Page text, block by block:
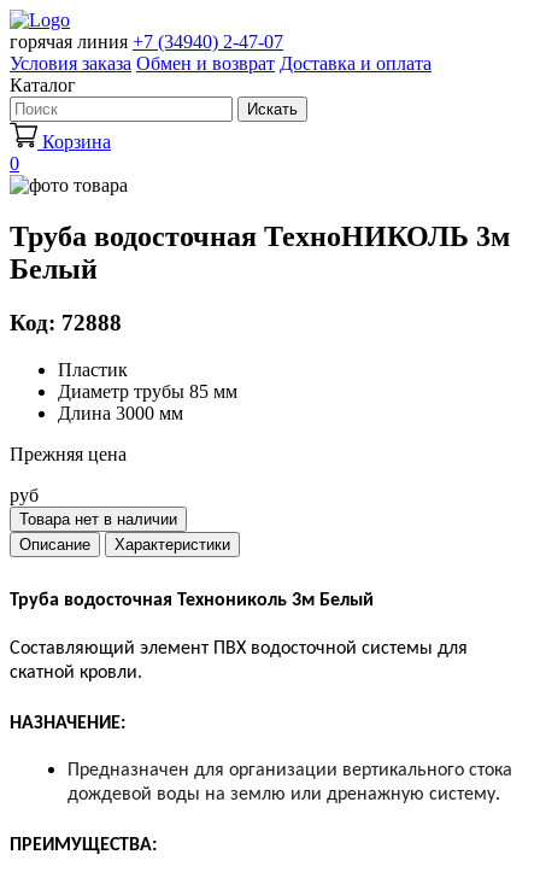
горячая линия +7 (34940) 2-47-07
Условия заказа Обмен и возврат Доставка и оплата
Каталог
Искать
Корзина
0
Труба водосточная ТехноНИКОЛЬ 3м
Белый
Код: 72888
Пластик
Диаметр трубы 85 мм
Длина 3000 мм
Прежняя цена
руб
Товара нет в наличии
Описание
Характеристики
Труба водосточная Технониколь 3м Белый
Составляющий элемент ПВХ водосточной системы для
скатной кровли.
НАЗНАЧЕНИЕ:
Предназначен для организации вертикального стока
дождевой воды на землю или дренажную систему.
ПРЕИМУЩЕСТВА: